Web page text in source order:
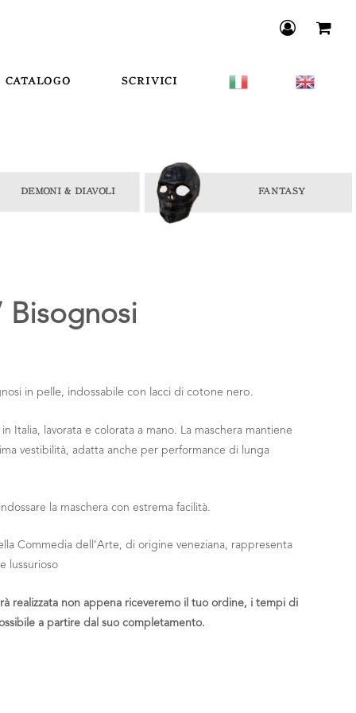
CATALOGO SCRIVICI
Bisognosi
in pelle, indossabile con lacci di cotone nero.
Italia, lavorata e colorata a mano. La maschera mantiene
vestibilità, adatta anche per performance di lunga
la maschera con estrema facilità.
Commedia dell’Arte, di origine veneziana, rappresenta
lussurioso
realizzata non appena riceveremo il tuo ordine, i tempi di
a partire dal suo completamento.